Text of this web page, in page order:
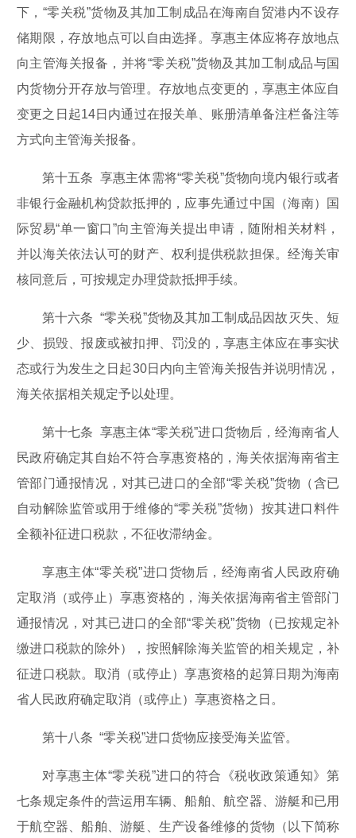
下，“零关税”货物及其加工制成品在海南自贸港内不设存
储期限，存放地点可以自由选择。享惠主体应将存放地点
向主管海关报备，并将“零关税”货物及其加工制成品与国
内货物分开存放与管理。存放地点变更的，享惠主体应自
变更之日起14日内通过在报关单、账册清单备注栏备注等
方式向主管海关报备。
第十五条 享惠主体需将“零关税”货物向境内银行或者
非银行金融机构贷款抵押的，应事先通过中国（海南）国
际贸易“单一窗口”向主管海关提出申请，随附相关材料，
并以海关依法认可的财产、权利提供税款担保。经海关审
核同意后，可按规定办理贷款抵押手续。
第十六条 “零关税”货物及其加工制成品因故灭失、短
少、损毁、报废或被扣押、罚没的，享惠主体应在事实状
态或行为发生之日起30日内向主管海关报告并说明情况，
海关依据相关规定予以处理。
第十七条 享惠主体“零关税”进口货物后，经海南省人
民政府确定其自始不符合享惠资格的，海关依据海南省主
管部门通报情况，对其已进口的全部“零关税”货物（含已
自动解除监管或用于维修的“零关税”货物）按其进口料件
全额补征进口税款，不征收滞纳金。
享惠主体“零关税”进口货物后，经海南省人民政府确
定取消（或停止）享惠资格的，海关依据海南省主管部门
通报情况，对其已进口的全部“零关税”货物（已按规定补
缴进口税款的除外），按照解除海关监管的相关规定，补
征进口税款。取消（或停止）享惠资格的起算日期为海南
省人民政府确定取消（或停止）享惠资格之日。
第十八条 “零关税”进口货物应接受海关监管。
对享惠主体“零关税”进口的符合《税收政策通知》第
七条规定条件的营运用车辆、船舶、航空器、游艇和已用
于航空器、船舶、游艇、生产设备维修的货物（以下简称